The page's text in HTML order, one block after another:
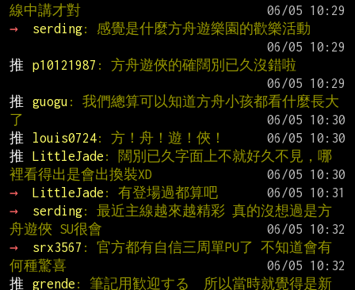
線中講才對
→
serding: 感覺是什麼方舟遊樂園的歡樂活動
推
p10121987 : 方舟遊俠的確闊別已久沒錯啦
推
guogu : 我們總算可以知道方舟小孩都看什麼長大
了
推
louis0724: 方！舟！遊！俠！
推
LittleJade : 闊別已久字面上不就好久不見，哪
裡看得出是會出換裝XD
→
LittleJade : 有登場過都算吧
→
serding: 最近主線越來越精彩 真的沒想過是方
舟遊俠 SU很會
→
srx3567 : 官方都有自信三周單PU了 不知道會有
何種驚喜
推
grende : 筆記用歓迎する　所以當時就覺得是新